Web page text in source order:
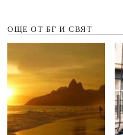
ОЩЕ ОТ БГ И СВЯТ